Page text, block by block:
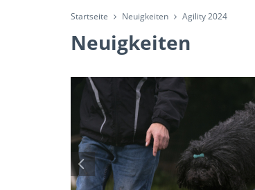
Startseite Neuigkeiten Agility 2024
Neuigkeiten